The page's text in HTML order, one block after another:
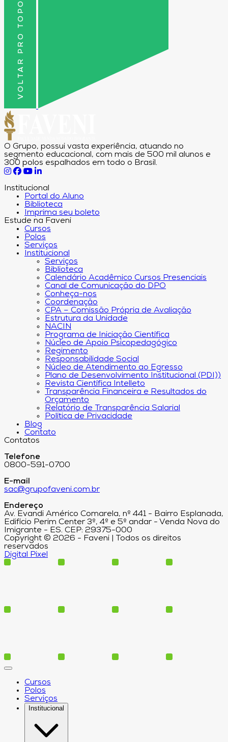
VOLTAR PRO TOPO
O Grupo, possui vasta experiência, atuando no
segmento educacional, com mais de 500 mil alunos e
300 polos espalhados em todo o Brasil.
Institucional
Portal do Aluno
Biblioteca
Imprima seu boleto
Estude na Faveni
Cursos
Polos
Serviços
Institucional
Serviços
Biblioteca
Calendário Acadêmico Cursos Presenciais
Canal de Comunicação do DPO
Conheça-nos
Coordenação
CPA – Comissão Própria de Avaliação
Estrutura da Unidade
NACIN
Programa de Iniciação Científica
Núcleo de Apoio Psicopedagógico
Regimento
Responsabilidade Social
Núcleo de Atendimento ao Egresso
Plano de Desenvolvimento Institucional (PDI))
Revista Científica Intelleto
Transparência Financeira e Resultados do
Orçamento
Relatório de Transparência Salarial
Política de Privacidade
Blog
Contato
Contatos
Telefone
0800-591-0700
E-mail
sac@grupofaveni.com.br
Endereço
Av. Evandi Américo Comarela, nº 441 - Bairro Esplanada,
Edifício Perim Center 3º, 4º e 5º andar - Venda Nova do
Imigrante - ES. CEP: 29375-000
Copyright © 2026 - Faveni | Todos os direitos
reservados
Digital Pixel
Cursos
Polos
Serviços
Institucional